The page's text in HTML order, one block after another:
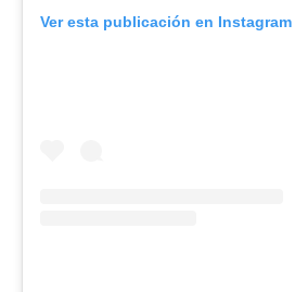
Ver esta publicación en Instagram